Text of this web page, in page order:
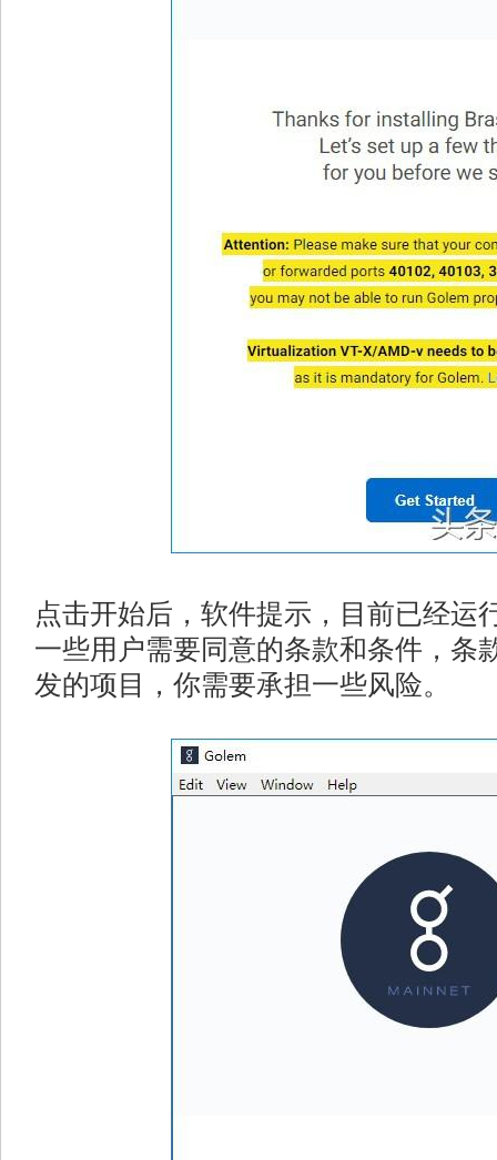
点击开始后，软件提示，目前已经运
一些用户需要同意的条款和条件，条
发的项目，你需要承担一些风险。